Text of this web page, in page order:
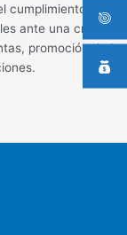
cumplimiento de
ante una crisis y
promoción de la